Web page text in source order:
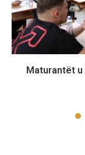
Maturantët